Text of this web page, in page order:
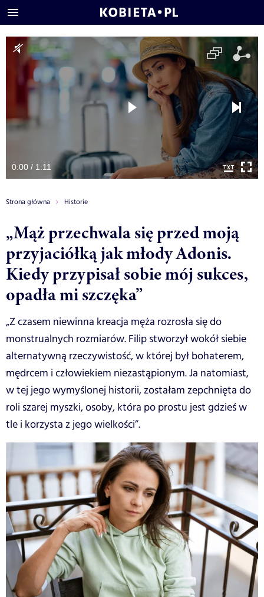
0:00 / 1:11
Strona główna Historie
„Mąż przechwala się przed moją
przyjaciółką jak młody Adonis.
Kiedy przypisał sobie mój sukces,
opadła mi szczęka”
„Z czasem niewinna kreacja męża rozrosła się do
monstrualnych rozmiarów. Filip stworzył wokół siebie
alternatywną rzeczywistość, w której był bohaterem,
mędrcem i człowiekiem niezastąpionym. Ja natomiast,
w tej jego wymyślonej historii, zostałam zepchnięta do
roli szarej myszki, osoby, która po prostu jest gdzieś w
tle i korzysta z jego wielkości”.